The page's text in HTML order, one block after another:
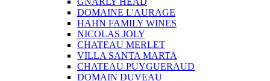
DOMAINE L'AURAGE
HAHN FAMILY WINES
NICOLAS JOLY
CHATEAU MERLET
VILLA SANTA MARTA
CHATEAU PUYGUERAUD
DOMAIN DUVEAU